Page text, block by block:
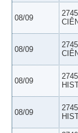
08/09
08/09
08/09
08/09